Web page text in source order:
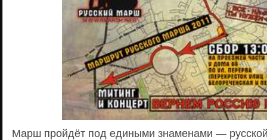
Марш пройдёт под едиными знаменами —